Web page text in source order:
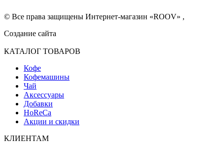
© Все права защищены Интернет-магазин «ROOV» ,
Создание сайта
КАТАЛОГ ТОВАРОВ
Кофе
Кофемашины
Чай
Аксессуары
Добавки
HoReCa
Акции и скидки
КЛИЕНТАМ